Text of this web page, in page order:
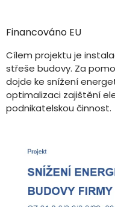
Financováno EU
Cílem projektu je
střeše budovy. Za
dojde ke snížení
optimalizaci zajištění
podnikatelskou činnost.